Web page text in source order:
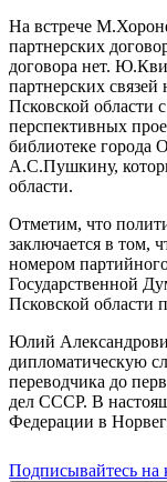
На встрече
партнерских
договора нет.
партнерских
Псковской области
перспективных
библиотеке города
А.С.Пушкину,
области.
Отметим, что
заключается в том,
номером
Государственной
Псковской области
Юлий
дипломатическую
переводчика до
дел СССР. В
Федерации в
Подписывайтесь